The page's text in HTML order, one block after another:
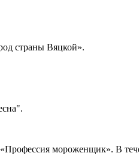
страны Вяцкой».
мороженщик». В